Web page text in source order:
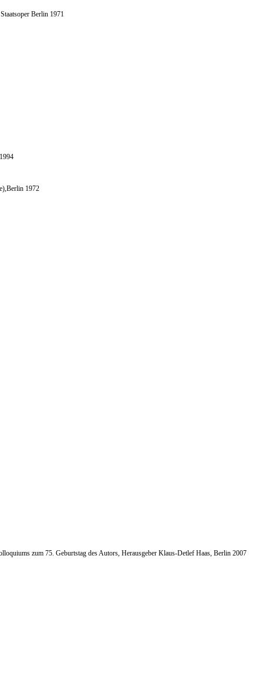
Berlin 1971
1972
zum 75. Geburtstag des Autors, Herausgeber Klaus-Detlef Haas, Berlin 2007